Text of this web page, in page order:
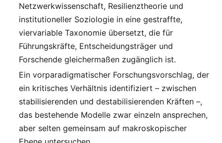
Netzwerkwissenschaft, Resilienztheorie und
institutioneller Soziologie in eine gestraffte,
viervariable Taxonomie übersetzt, die für
Führungskräfte, Entscheidungsträger und
Forschende gleichermaßen zugänglich ist.
Ein vorparadigmatischer Forschungsvorschlag, der
ein kritisches Verhältnis identifiziert – zwischen
stabilisierenden und destabilisierenden Kräften –,
das bestehende Modelle zwar einzeln ansprechen,
aber selten gemeinsam auf makroskopischer